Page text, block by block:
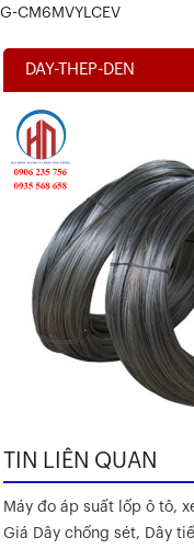
G-CM6MVYLCEV
DAY-THEP-DEN
TIN LIÊN QUAN
Máy đo áp suất lốp ô tô,
Giá Dây chống sét, Dây